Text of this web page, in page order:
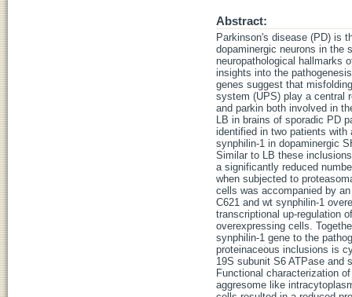
Abstract:
Parkinson's disease (PD) is
dopaminergic neurons in the
neuropathological hallmarks
insights into the
genes suggest that
system (UPS) play a central
and parkin both involved in
LB in brains of sporadic PD
identified in two patients
synphilin-1 in dopaminergic
Similar to LB these
a significantly reduced
when subjected to
cells was accompanied by
C621 and wt synphilin-1
transcriptional up-regulation
overexpressing cells.
synphilin-1 gene to the
proteinaceous inclusions is
19S subunit S6 ATPase and
Functional characterization
aggresome like